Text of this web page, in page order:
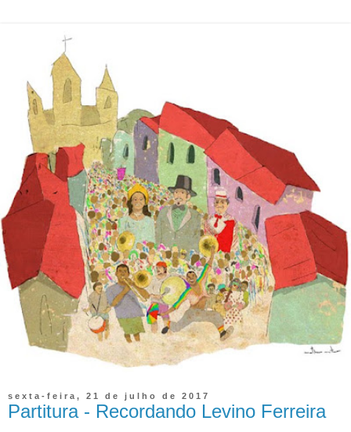
sexta-feira, 21 de julho de 2017
Partitura - Recordando Levino Ferreira